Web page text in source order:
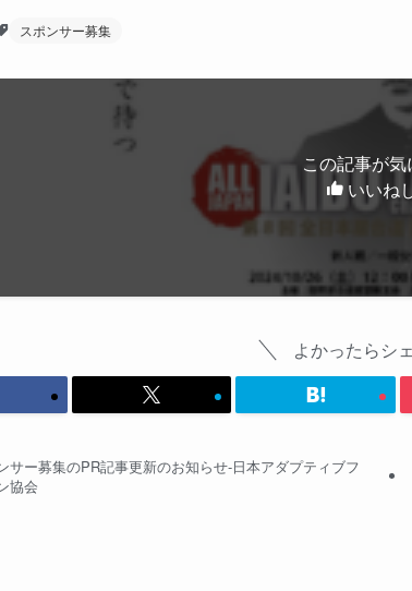
スポンサー募集
この記事が
いいね
よかったらシ
サー募集のPR記事更新のお知らせ-日本アダプティブフ
協会